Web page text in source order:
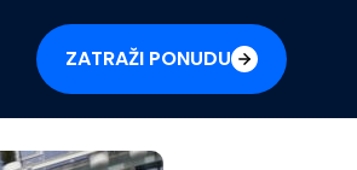
ZATRAŽI PONUDU